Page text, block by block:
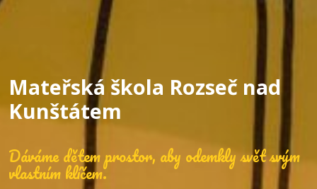
Mateřská škola Rozseč nad
Kunštátem
Dáváme dětem prostor, aby odemkly svět svým
vlastním klíčem.